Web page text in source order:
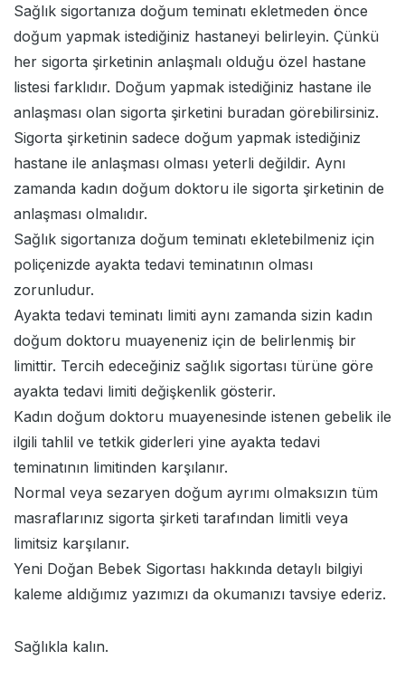
Sağlık sigortanıza doğum teminatı ekletmeden önce
doğum yapmak istediğiniz hastaneyi belirleyin. Çünkü
her sigorta şirketinin anlaşmalı olduğu özel hastane
listesi farklıdır. Doğum yapmak istediğiniz hastane ile
anlaşması olan sigorta şirketini buradan görebilirsiniz.
Sigorta şirketinin sadece doğum yapmak istediğiniz
hastane ile anlaşması olması yeterli değildir. Aynı
zamanda kadın doğum doktoru ile sigorta şirketinin de
anlaşması olmalıdır.
Sağlık sigortanıza doğum teminatı ekletebilmeniz için
poliçenizde ayakta tedavi teminatının olması
zorunludur.
Ayakta tedavi teminatı limiti aynı zamanda sizin kadın
doğum doktoru muayeneniz için de belirlenmiş bir
limittir. Tercih edeceğiniz sağlık sigortası türüne göre
ayakta tedavi limiti değişkenlik gösterir.
Kadın doğum doktoru muayenesinde istenen gebelik ile
ilgili tahlil ve tetkik giderleri yine ayakta tedavi
teminatının limitinden karşılanır.
Normal veya sezaryen doğum ayrımı olmaksızın tüm
masraflarınız sigorta şirketi tarafından limitli veya
limitsiz karşılanır.
Yeni Doğan Bebek Sigortası hakkında detaylı bilgiyi
kaleme aldığımız yazımızı da okumanızı tavsiye ederiz.
Sağlıkla kalın.